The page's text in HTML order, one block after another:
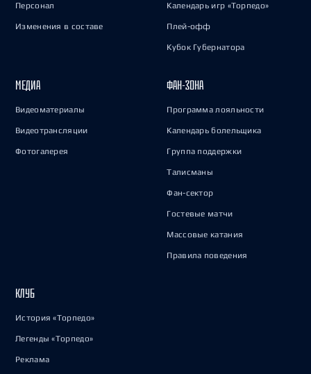
Персонал
Изменения в составе
Календарь игр «Торпедо»
Плей-офф
Кубок Губернатора
МЕДИА
Видеоматериалы
Видеотрансляции
Фотогалерея
ФАН-ЗОНА
Программа лояльности
Календарь болельщика
Группа поддержки
Талисманы
Фан-сектор
Гостевые матчи
Массовые катания
Правила поведения
КЛУБ
История «Торпедо»
Легенды «Торпедо»
Реклама